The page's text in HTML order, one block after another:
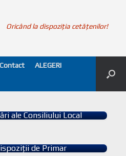
Oricând la dispoziția cetățenilor!
Contact ALEGERI
ale Consiliului Local
de Primar